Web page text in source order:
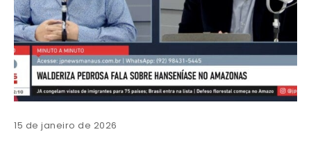
15 de janeiro de 2026